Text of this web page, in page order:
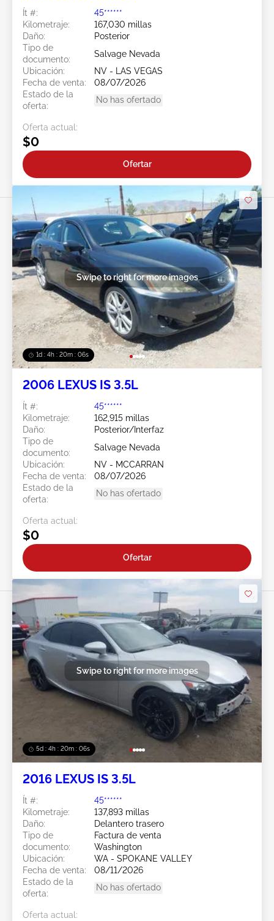
Ít #:
45******
Kilometraje:
167,030 millas
Daño:
Posterior
Tipo de
documento:
Salvage Nevada
Ubicación:
NV - LAS VEGAS
Fecha de venta:
08/07/2026
Estado de la
oferta:
No has ofertado
Oferta actual:
$0
Ofertar
1d : 4h : 20m : 03s
Swipe to right for more images
2006 LEXUS IS 3.5L
Ít #:
45******
Kilometraje:
162,915 millas
Daño:
Posterior/Interfaz
Tipo de
documento:
Salvage Nevada
Ubicación:
NV - MCCARRAN
Fecha de venta:
08/07/2026
Estado de la
oferta:
No has ofertado
Oferta actual:
$0
Ofertar
5d : 4h : 20m : 03s
Swipe to right for more images
2016 LEXUS IS 3.5L
Ít #:
45******
Kilometraje:
137,893 millas
Daño:
Delantero trasero
Tipo de
documento:
Factura de venta
Washington
Ubicación:
WA - SPOKANE VALLEY
Fecha de venta:
08/11/2026
Estado de la
oferta:
No has ofertado
Oferta actual: